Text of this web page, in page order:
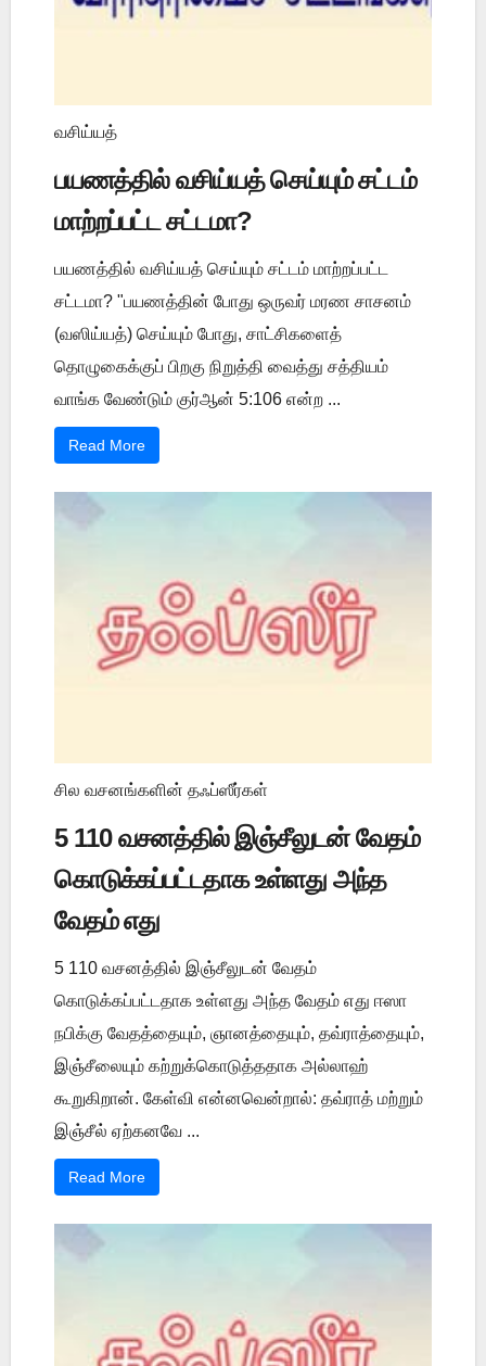
வசிய்யத்
பயணத்தில் வசிய்யத் செய்யும் சட்டம்
மாற்றப்பட்ட சட்டமா?
பயணத்தில் வசிய்யத் செய்யும் சட்டம் மாற்றப்பட்ட
சட்டமா? "பயணத்தின் போது ஒருவர் மரண சாசனம்
(வஸிய்யத்) செய்யும் போது, சாட்சிகளைத்
தொழுகைக்குப் பிறகு நிறுத்தி வைத்து சத்தியம்
வாங்க வேண்டும் குர்ஆன் 5:106 என்ற ...
Read More
சில வசனங்களின் தஃப்ஸீர்கள்
5 110 வசனத்தில் இஞ்சீலுடன் வேதம்
கொடுக்கப்பட்டதாக உள்ளது அந்த
வேதம் எது
5 110 வசனத்தில் இஞ்சீலுடன் வேதம்
கொடுக்கப்பட்டதாக உள்ளது அந்த வேதம் எது ஈஸா
நபிக்கு வேதத்தையும், ஞானத்தையும், தவ்ராத்தையும்,
இஞ்சீலையும் கற்றுக்கொடுத்ததாக அல்லாஹ்
கூறுகிறான். கேள்வி என்னவென்றால்: தவ்ராத் மற்றும்
இஞ்சீல் ஏற்கனவே ...
Read More